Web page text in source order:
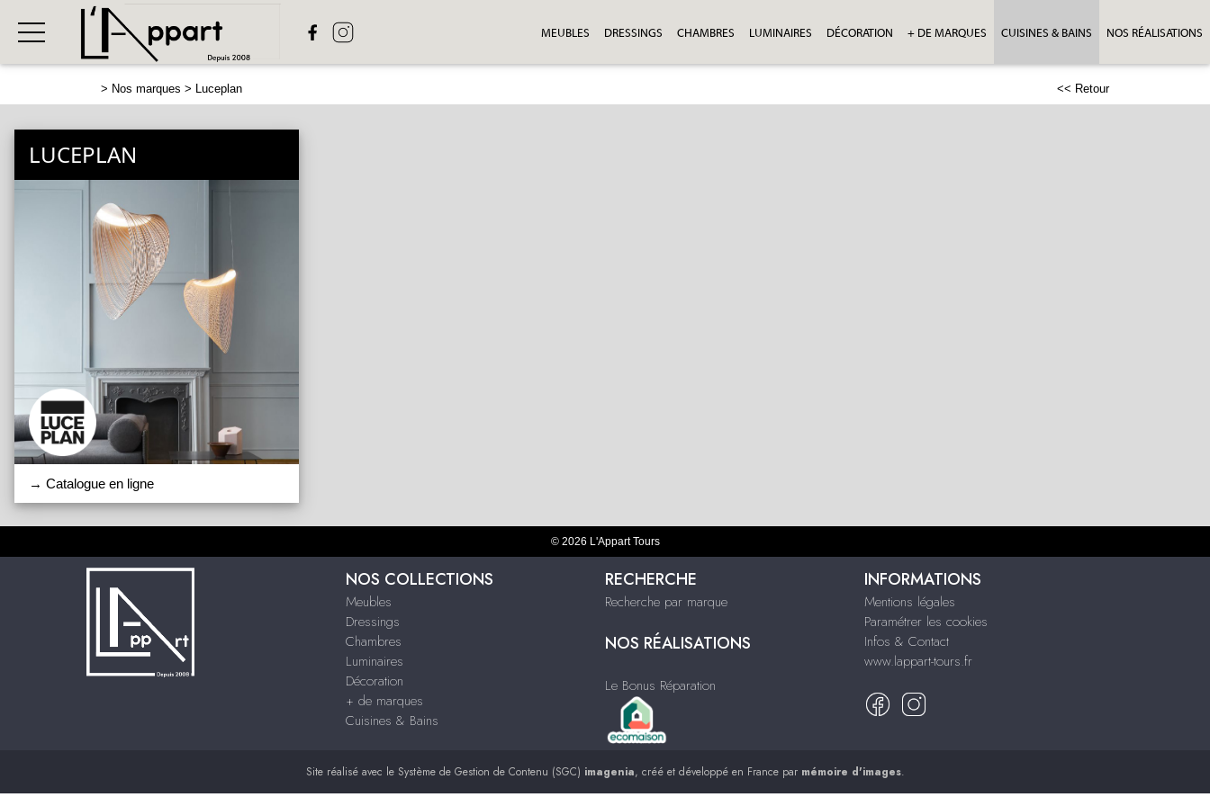
MEUBLES DRESSINGS CHAMBRES LUMINAIRES DÉCORATION + DE MARQUES CUISINES & BAINS NOS RÉALISATIONS
> Nos marques > Luceplan << Retour
LUCEPLAN
→ Catalogue en ligne
© 2026 L'Appart Tours
NOS COLLECTIONS
Meubles
Dressings
Chambres
Luminaires
Décoration
+ de marques
Cuisines & Bains
RECHERCHE
Recherche par marque
NOS RÉALISATIONS
Le Bonus Réparation
INFORMATIONS
Mentions légales
Paramétrer les cookies
Infos & Contact
www.lappart-tours.fr
Site réalisé avec le Système de Gestion de Contenu (SGC) imagenia, créé et développé en France par mémoire d'images.